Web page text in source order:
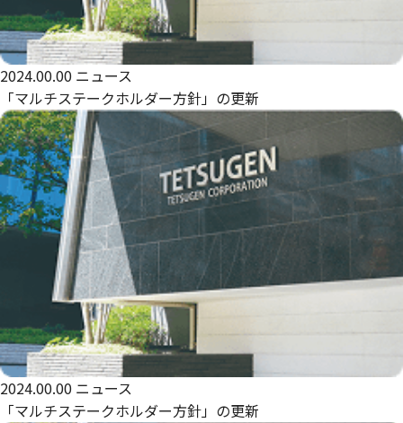
2024.00.00 ニュース
「マルチステークホルダー方針」の更新
2024.00.00 ニュース
「マルチステークホルダー方針」の更新